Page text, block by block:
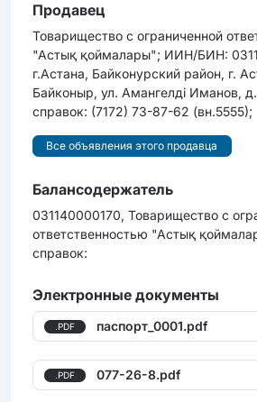
Продавец
Товарищество с ограниченной
"Астық қоймалары"; ИИН/БИН:
г.Астана, Байконурский район, г.
Байконыр, ул. Амангелді Иманов,
справок: (7172) 73-87-62 (вн.5555);
Все объявления этого продавца
Балансодержатель
031140000170, Товарищество с
ответственностью "Астық
справок:
Электронные документы
.PDF паспорт_0001.pdf
.PDF 077-26-8.pdf